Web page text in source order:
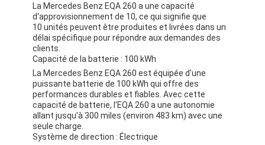
La Mercedes Benz EQA 260 a une capacité
d'approvisionnement de 10, ce qui signifie que
10 unités peuvent être produites et livrées dans un
délai spécifique pour répondre aux demandes des
clients.
Capacité de la batterie : 100 kWh
La Mercedes Benz EQA 260 est équipée d'une
puissante batterie de 100 kWh qui offre des
performances durables et fiables. Avec cette
capacité de batterie, l'EQA 260 a une autonomie
allant jusqu'à 300 miles (environ 483 km) avec une
seule charge.
Système de direction : Électrique